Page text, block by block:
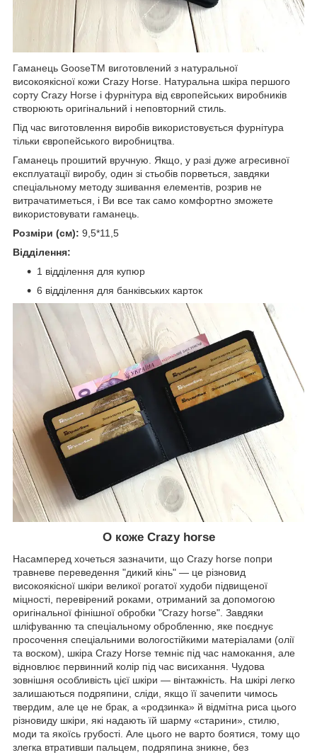
Гаманець GooseTM виготовлений з натуральної
високоякісної кожи Crazy Horse. Натуральна шкіра першого
сорту Crazy Horse і фурнітура від європейських виробників
створюють оригінальний і неповторний стиль.
Під час виготовлення виробів використовується фурнітура
тільки європейського виробництва.
Гаманець прошитий вручную. Якщо, у разі дуже агресивної
експлуатації виробу, один зі стьобів порветься, завдяки
спеціальному методу зшивання елементів, розрив не
витрачатиметься, і Ви все так само комфортно зможете
використовувати гаманець.
Розміри (см): 9,5*11,5
Відділення:
1 відділення для купюр
6 відділення для банківських карток
О коже Crazy horse
Насамперед хочеться зазначити, що Crazy horse попри
травневе переведення "дикий кінь" — це різновид
високоякісної шкіри великої рогатої худоби підвищеної
міцності, перевірений роками, отриманий за допомогою
оригінальної фінішної обробки "Crazy horse". Завдяки
шліфуванню та спеціальному обробленню, яке поєднує
просочення спеціальними вологостійкими матеріалами (олії
та воском), шкіра Crazy Horse темніє під час намокання, але
відновлює первинний колір під час висихання. Чудова
зовнішня особливість цієї шкіри — вінтажність. На шкірі легко
залишаються подряпини, сліди, якщо її зачепити чимось
твердим, але це не брак, а «родзинка» й відмітна риса цього
різновиду шкіри, які надають їй шарму «старини», стилю,
моди та якоїсь грубості. Але цього не варто боятися, тому що
злегка втративши пальцем, подряпина зникне, без